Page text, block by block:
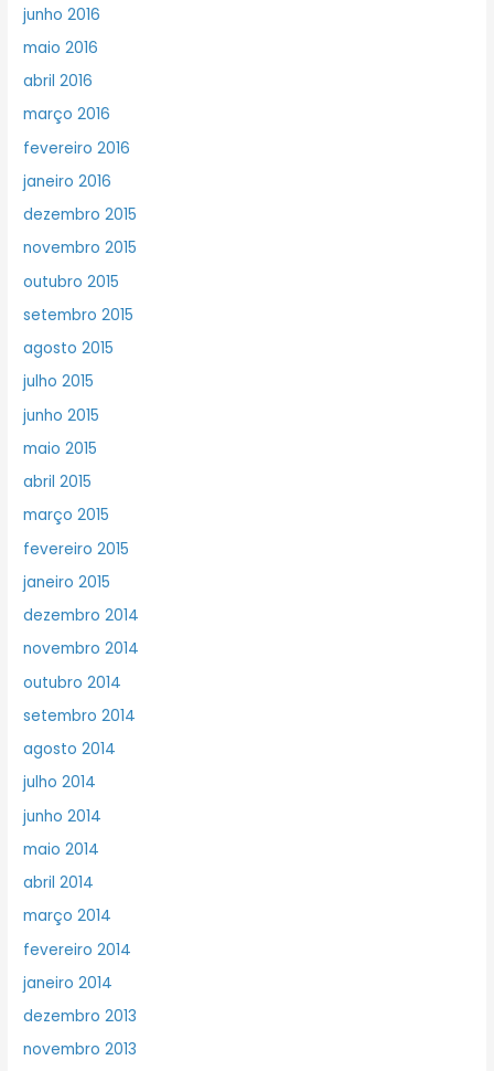
junho 2016
maio 2016
abril 2016
março 2016
fevereiro 2016
janeiro 2016
dezembro 2015
novembro 2015
outubro 2015
setembro 2015
agosto 2015
julho 2015
junho 2015
maio 2015
abril 2015
março 2015
fevereiro 2015
janeiro 2015
dezembro 2014
novembro 2014
outubro 2014
setembro 2014
agosto 2014
julho 2014
junho 2014
maio 2014
abril 2014
março 2014
fevereiro 2014
janeiro 2014
dezembro 2013
novembro 2013